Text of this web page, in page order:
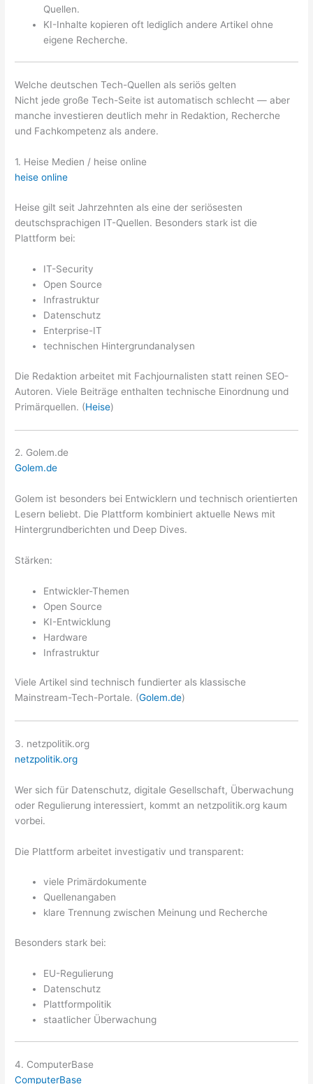
Quellen.
KI-Inhalte kopieren oft lediglich andere Artikel ohne
eigene Recherche.
Welche deutschen Tech-Quellen als seriös gelten
Nicht jede große Tech-Seite ist automatisch schlecht — aber
manche investieren deutlich mehr in Redaktion, Recherche
und Fachkompetenz als andere.
1. Heise Medien / heise online
heise online
Heise gilt seit Jahrzehnten als eine der seriösesten
deutschsprachigen IT-Quellen. Besonders stark ist die
Plattform bei:
IT-Security
Open Source
Infrastruktur
Datenschutz
Enterprise-IT
technischen Hintergrundanalysen
Die Redaktion arbeitet mit Fachjournalisten statt reinen SEO-
Autoren. Viele Beiträge enthalten technische Einordnung und
Primärquellen. (Heise)
2. Golem.de
Golem.de
Golem ist besonders bei Entwicklern und technisch orientierten
Lesern beliebt. Die Plattform kombiniert aktuelle News mit
Hintergrundberichten und Deep Dives.
Stärken:
Entwickler-Themen
Open Source
KI-Entwicklung
Hardware
Infrastruktur
Viele Artikel sind technisch fundierter als klassische
Mainstream-Tech-Portale. (Golem.de)
3. netzpolitik.org
netzpolitik.org
Wer sich für Datenschutz, digitale Gesellschaft, Überwachung
oder Regulierung interessiert, kommt an netzpolitik.org kaum
vorbei.
Die Plattform arbeitet investigativ und transparent:
viele Primärdokumente
Quellenangaben
klare Trennung zwischen Meinung und Recherche
Besonders stark bei:
EU-Regulierung
Datenschutz
Plattformpolitik
staatlicher Überwachung
4. ComputerBase
ComputerBase